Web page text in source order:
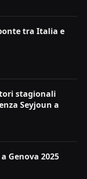
tra Italia e
stagionali
Seyjoun a
Genova 2025